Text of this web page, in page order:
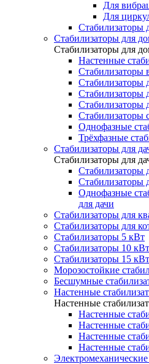
Для
Для
Стабилизаторы
Стабилизаторы для
Стабилизаторы для
Настенные
Стабилизаторы
Стабилизаторы
Стабилизаторы
Стабилизаторы
Стабилизаторы
Однофазные
Трёхфазные
Стабилизаторы для
Стабилизаторы для
Стабилизаторы
Стабилизаторы
Однофазные
для дачи
Стабилизаторы для
Стабилизаторы для
Стабилизаторы 5 кВт
Стабилизаторы 10 кВт
Стабилизаторы 15 кВт
Морозостойкие
Бесшумные
Настенные
Настенные
Настенные
Настенные
Настенные
Настенные